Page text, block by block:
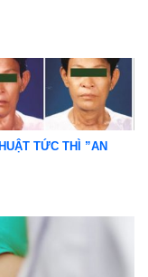
TỨC THÌ ”AN